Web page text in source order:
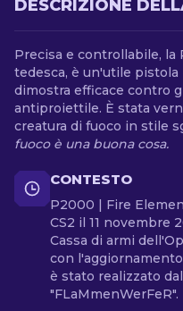
DESCRIZIONE
Precisa e controllabile,
tedesca, è un'utile
dimostra efficace contro
antiproiettile. È stata
creatura di fuoco in stile
fuoco è una buona cosa.
CONTESTO
P2000 | Fire
CS2 il 11 novembre
Cassa di armi
con
è stato realizzato
"FLaMmenWerFeR".